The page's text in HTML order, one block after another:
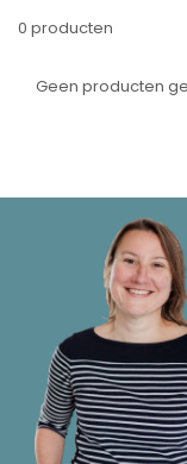
0 producten
Geen producten